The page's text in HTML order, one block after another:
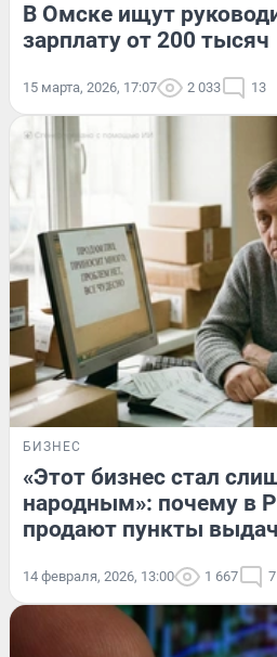
В Омске ищут
зарплату от 200 тысяч
15 марта, 2026, 17:07 2 033 13
БИЗНЕС
«Этот бизнес стал
народным»: почему в
продают пункты
14 февраля, 2026, 13:00 1 667 7